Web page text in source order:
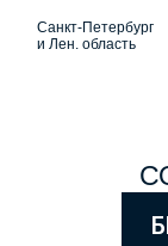
Санкт-Петербург
и Лен. область